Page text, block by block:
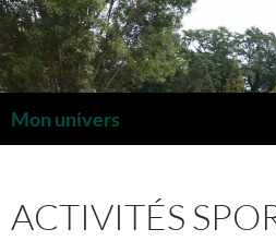
Aller
au
contenu
Mon univers
ACTIVITÉS